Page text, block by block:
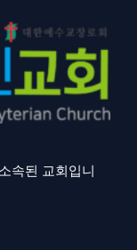
속된 교회입니